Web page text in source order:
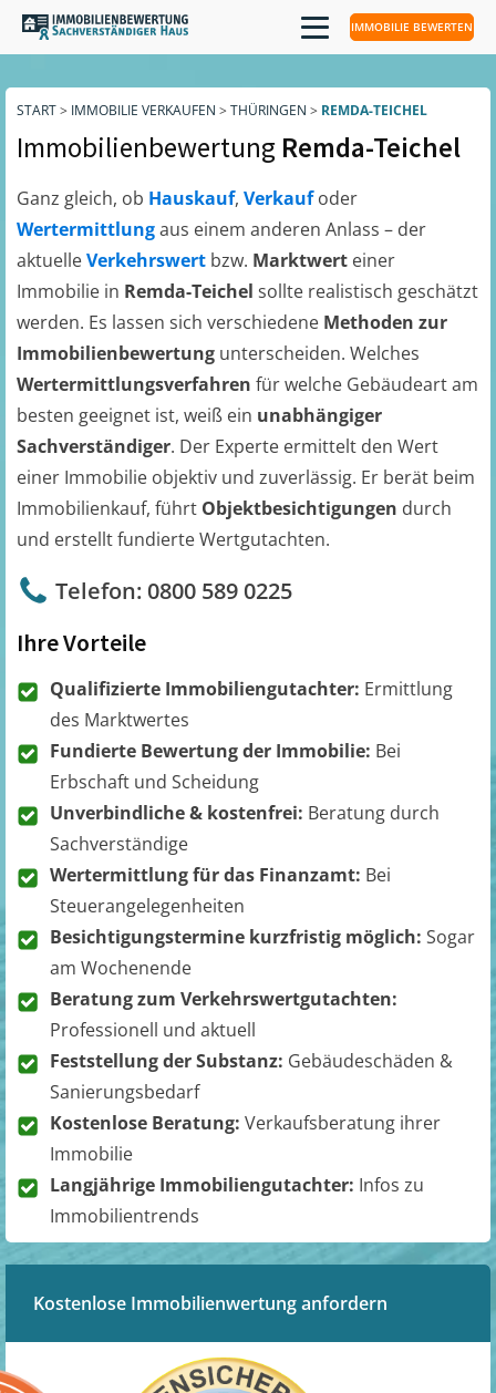
IMMOBILIE BEWERTEN
START> IMMOBILIE VERKAUFEN > THÜRINGEN > REMDA-TEICHEL
Immobilienbewertung Remda-Teichel
Ganz gleich, ob Hauskauf, Verkaufoder
Wertermittlungaus einem anderen Anlass – der
aktuelleVerkehrswert bzw. Marktwert einer
Immobilie in Remda-Teichel sollte realistisch geschätzt
werden. Es lassen sich verschiedene Methoden zur
Immobilienbewertung unterscheiden. Welches
Wertermittlungsverfahren für welche Gebäudeart am
besten geeignet ist, weiß ein unabhängiger
Sachverständiger. Der Experte ermittelt den Wert
einer Immobilie objektiv und zuverlässig. Er berät beim
Immobilienkauf, führt Objektbesichtigungen durch
und erstellt fundierte Wertgutachten.
Telefon: 0800 589 0225
Ihre Vorteile
Qualifizierte Immobiliengutachter: Ermittlung
des Marktwertes
Fundierte Bewertung der Immobilie: Bei
Erbschaft und Scheidung
Unverbindliche & kostenfrei: Beratung durch
Sachverständige
Wertermittlung für das Finanzamt: Bei
Steuerangelegenheiten
Besichtigungstermine kurzfristig möglich: Sogar
am Wochenende
Beratung zum Verkehrswertgutachten:
Professionell und aktuell
Feststellung der Substanz: Gebäudeschäden &
Sanierungsbedarf
Kostenlose Beratung: Verkaufsberatung ihrer
Immobilie
Langjährige Immobiliengutachter: Infos zu
Immobilientrends
Kostenlose Immobilienwertung anfordern